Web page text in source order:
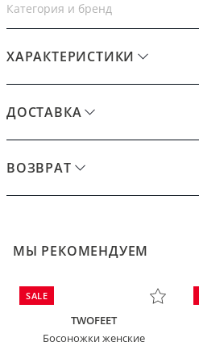
Категория и бренд
ХАРАКТЕРИСТИКИ
ДОСТАВКА
ВОЗВРАТ
МЫ РЕКОМЕНДУЕМ
SALE
TWOFEET
Босоножки женские